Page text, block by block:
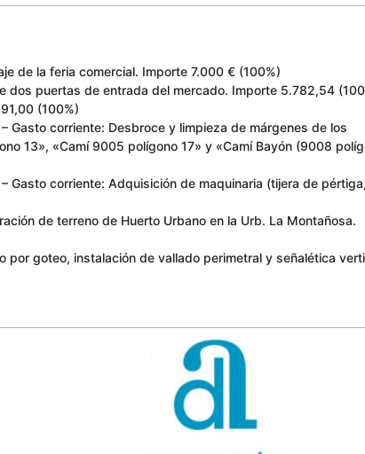
de la feria comercial. Importe 7.000 € (100%)
dos puertas de entrada del mercado. Importe 5.782,54
(100%)
– Gasto corriente: Desbroce y limpieza de márgenes de los
13», «Camí 9005 polígono 17» y «Camí Bayón (9008
– Gasto corriente: Adquisición de maquinaria (tijera de
de terreno de Huerto Urbano en la Urb. La Montañosa.
por goteo, instalación de vallado perimetral y señalética